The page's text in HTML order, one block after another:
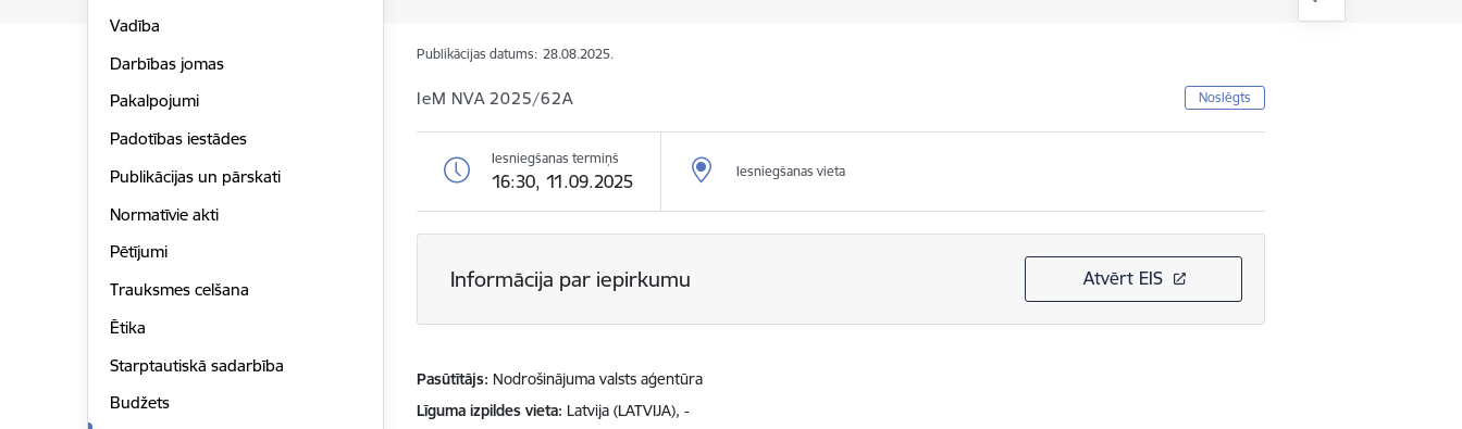
Vadība
Darbības jomas
Pakalpojumi
Padotības iestādes
Publikācijas un pārskati
Normatīvie akti
Pētījumi
Trauksmes celšana
Ētika
Starptautiskā sadarbība
Budžets
Publikācijas datums: 28.08.2025.
IeM NVA 2025/62A Noslēgts
Iesniegšanas termiņš
16:30, 11.09.2025 Iesniegšanas vieta
Informācija par iepirkumu Atvērt EIS
Pasūtītājs Nodrošinājuma valsts aģentūra
Līguma izpildes vieta Latvija (LATVIJA), -